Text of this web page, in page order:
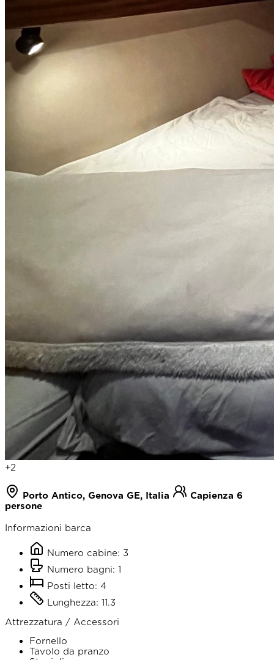
+2
Porto Antico, Genova GE, Italia
Capienza 6
persone
Informazioni barca
Numero cabine: 3
Numero bagni: 1
Posti letto: 4
Lunghezza: 11.3
Attrezzatura / Accessori
Fornello
Tavolo da pranzo